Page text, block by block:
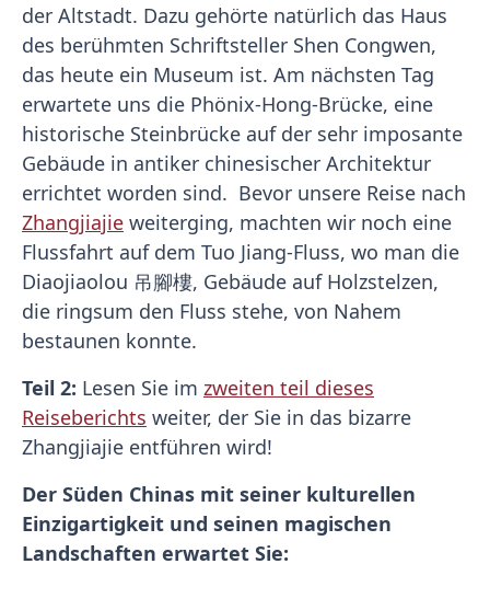
der Altstadt. Dazu gehörte natürlich das Haus
des berühmten Schriftsteller Shen Congwen,
das heute ein Museum ist. Am nächsten Tag
erwartete uns die Phönix-Hong-Brücke, eine
historische Steinbrücke auf der sehr imposante
Gebäude in antiker chinesischer Architektur
errichtet worden sind. Bevor unsere Reise nach
Zhangjiajie weiterging, machten wir noch eine
Flussfahrt auf dem Tuo Jiang-Fluss, wo man die
Diaojiaolou 吊腳樓, Gebäude auf Holzstelzen,
die ringsum den Fluss stehe, von Nahem
bestaunen konnte.
Teil 2: Lesen Sie im zweiten teil dieses
Reiseberichts weiter, der Sie in das bizarre
Zhangjiajie entführen wird!
Der Süden Chinas mit seiner kulturellen
Einzigartigkeit und seinen magischen
Landschaften erwartet Sie: